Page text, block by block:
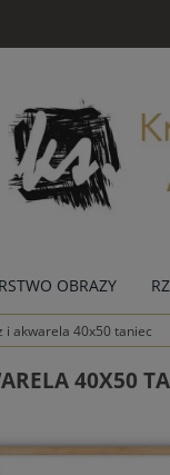
OBRAZY
i akwarela 40x50 taniec
40X50